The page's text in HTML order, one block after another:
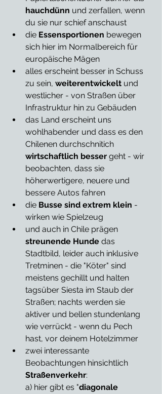
hauchdünn und zerfallen, wenn
du sie nur schief anschaust
die Essensportionen bewegen
sich hier im Normalbereich für
europäische Mägen
alles erscheint besser in Schuss
zu sein, weiterentwickelt und
westlicher - von Straßen über
Infrastruktur hin zu Gebäuden
das Land erscheint uns
wohlhabender und dass es den
Chilenen durchschnitich
wirtschaftlich besser geht - wir
beobachten, dass sie
höherwertigere, neuere und
bessere Autos fahren
die Busse sind extrem klein -
wirken wie Spielzeug
und auch in Chile prägen
streunende Hunde das
Stadtbild, leider auch inklusive
Tretminen - die "Köter" sind
meistens gechillt und halten
tagsüber Siesta im Staub der
Straßen; nachts werden sie
aktiver und bellen stundenlang
wie verrückt - wenn du Pech
hast, vor deinem Hotelzimmer
zwei interessante
Beobachtungen hinsichtlich
Straßenverkehr:
a) hier gibt es "diagonale